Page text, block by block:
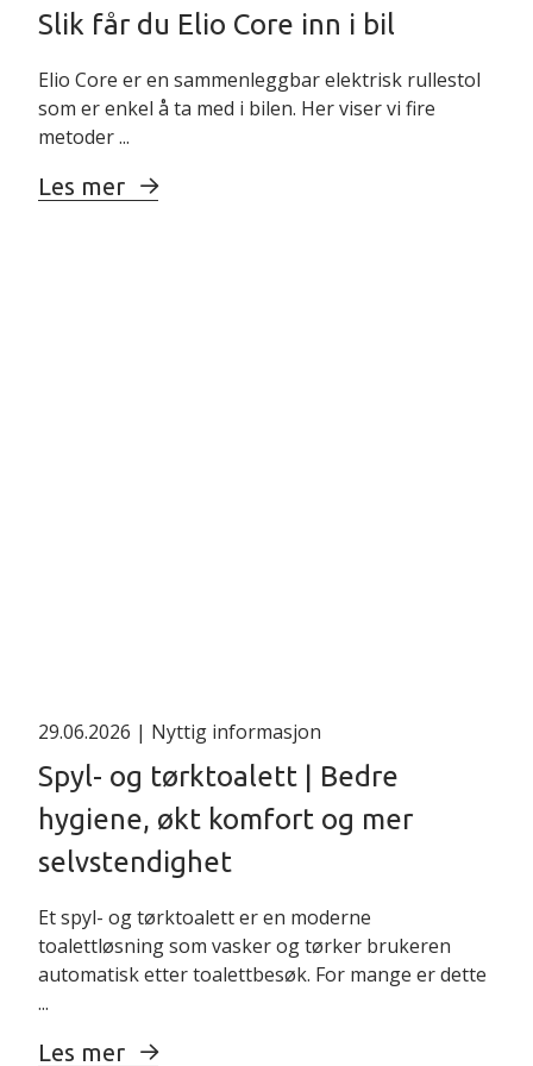
Slik får du Elio Core inn i bil
Elio Core er en sammenleggbar elektrisk rullestol
som er enkel å ta med i bilen. Her viser vi fire
metoder ...
Les mer
29.06.2026 | Nyttig informasjon
Spyl- og tørktoalett | Bedre
hygiene, økt komfort og mer
selvstendighet
Et spyl- og tørktoalett er en moderne
toalettløsning som vasker og tørker brukeren
automatisk etter toalettbesøk. For mange er dette
...
Les mer